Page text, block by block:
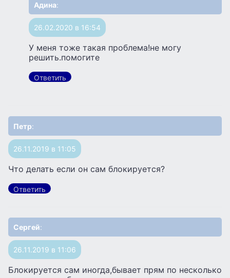
Адина:
26.02.2020 в 16:54
У меня тоже такая проблема!не могу
решить.помогите
Ответить
Петр:
26.11.2019 в 11:05
Что делать если он сам блокируется?
Ответить
Сергей:
26.11.2019 в 11:06
Блокируется сам иногда,бывает прям по несколько